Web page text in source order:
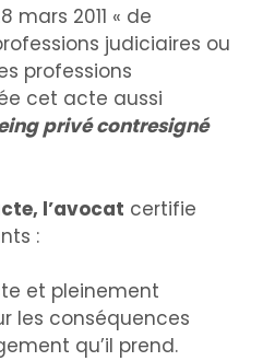
mars 2011 « de
judiciaires ou
professions
cet acte aussi
privé contresigné
l’avocat certifie
:
et pleinement
les conséquences
qu’il prend.